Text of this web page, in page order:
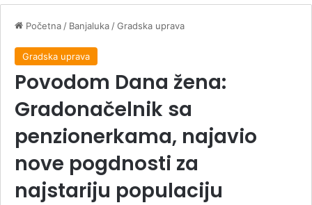
Početna / Banjaluka /Gradska uprava
Gradska uprava
Povodom Dana žena:
Gradonačelnik sa
penzionerkama, najavio
nove pogdnosti za
najstariju populaciju